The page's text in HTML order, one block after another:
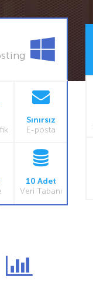
Sınırsız
E-posta
10 Adet
Veri Tabanı